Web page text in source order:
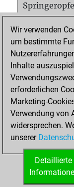
Matt auf
Bauer setzt
Erstickte
Türme auf
STARTSEITE
Wir verwenden
um bestimmte
Inhalte
erforderlichen
Marketing-
Verwendung von
widersprechen.
unserer
Detaillierte